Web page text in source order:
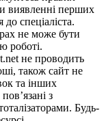
виявленні перших
до спеціаліста.
не може бути
роботі.
не проводить
також сайт не
та інших
з
Будь-